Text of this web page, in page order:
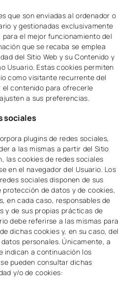
que son enviadas al ordenador o
y gestionadas exclusivamente
para el mejor funcionamiento del
que se recaba se emplea
del Sitio Web y su Contenido y
Usuario. Estas cookies permiten
como visitante recurrente del
el contenido para ofrecerle
a sus preferencias.
sociales
plugins de redes sociales,
a las mismas a partir del Sitio
las cookies de redes sociales
en el navegador del Usuario. Los
sociales disponen de sus
protección de datos y de cookies,
en cada caso, responsables de
y de sus propias prácticas de
debe referirse a las mismas para
dichas cookies y, en su caso, del
personales. Únicamente, a
indican a continuación los
pueden consultar dichas
y/o de cookies: